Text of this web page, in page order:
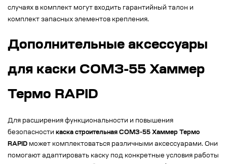
случаях в комплект могут входить гарантийный талон и
комплект запасных элементов крепления.
Дополнительные аксессуары
для каски СОМЗ-55 Хаммер
Термо RAPID
Для расширения функциональности и повышения
безопасности каска строительная СОМЗ-55 Хаммер Термо
RAPID может комплектоваться различными аксессуарами. Они
помогают адаптировать каску под конкретные условия работы